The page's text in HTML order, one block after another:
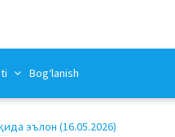
Bog‘lanish
эълон (16.05.2026)